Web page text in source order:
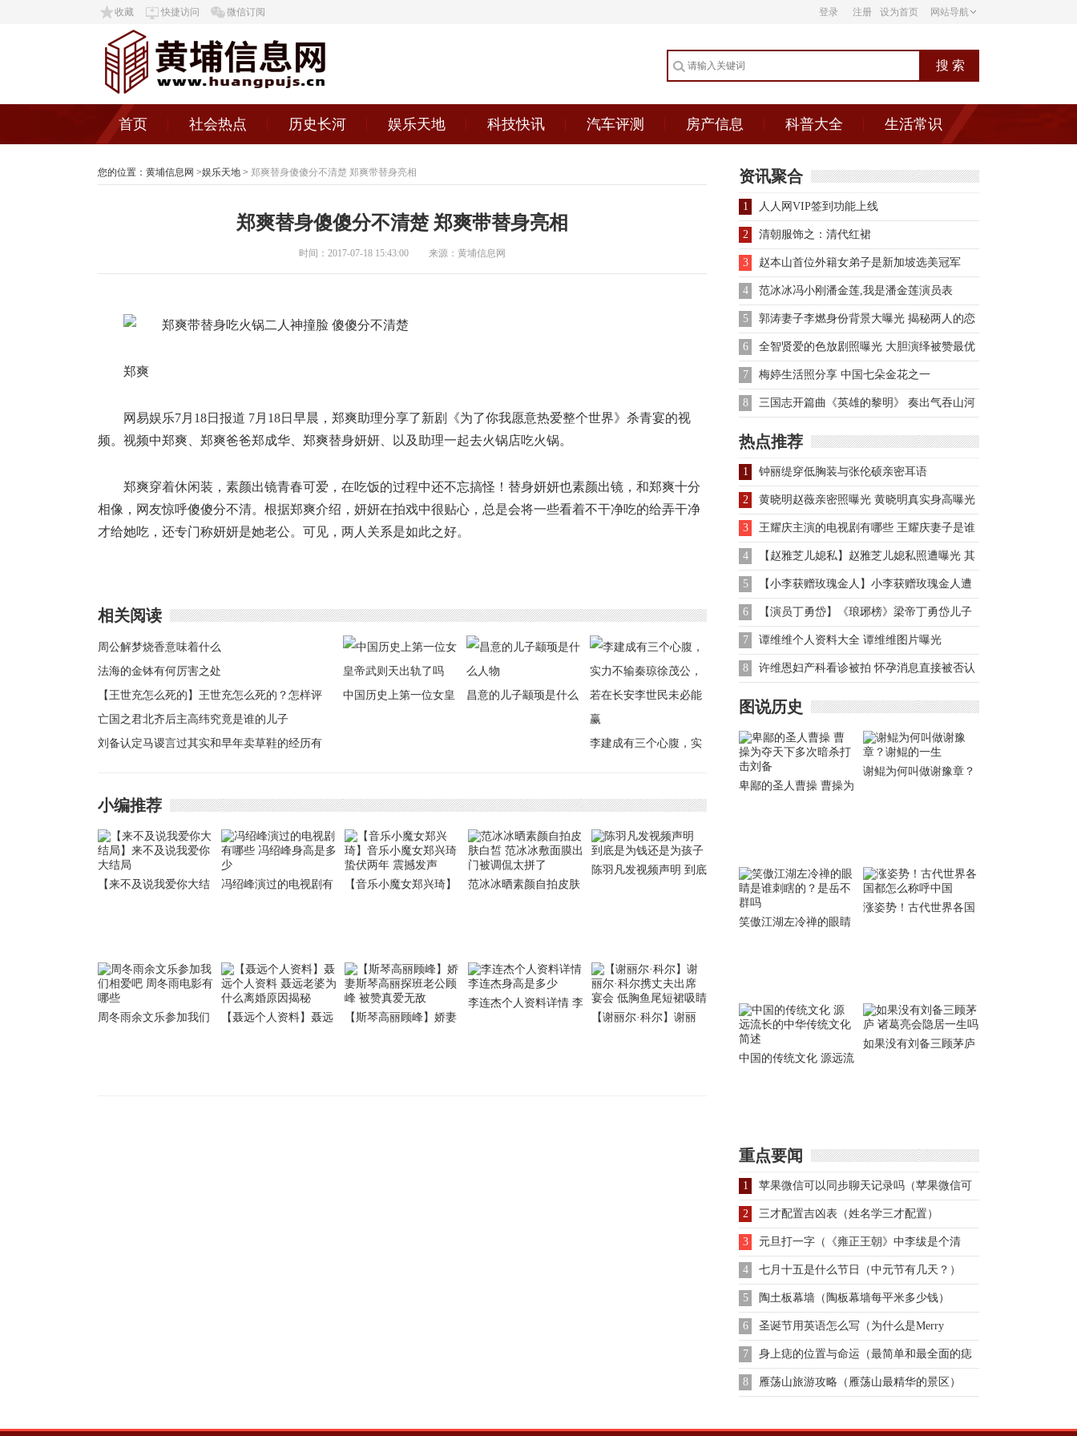
收藏 快捷访问 微信订阅 登录 注册 设为首页 网站导航
首页 社会热点 历史长河 娱乐天地 科技快讯 汽车评测 房产信息 科普大全 生活常识
您的位置： 黄埔信息网 >娱乐天地 > 郑爽替身傻傻分不清楚 郑爽带替身亮相
郑爽替身傻傻分不清楚 郑爽带替身亮相
时间：2017-07-18 15:43:00 来源：黄埔信息网
郑爽
网易娱乐7月18日报道 7月18日早晨，郑爽助理分享了新剧《为了你我愿意热爱整个世界》杀青宴的视
频。视频中郑爽、郑爽爸爸郑成华、郑爽替身妍妍、以及助理一起去火锅店吃火锅。
郑爽穿着休闲装，素颜出镜青春可爱，在吃饭的过程中还不忘搞怪！替身妍妍也素颜出镜，和郑爽十分
相像，网友惊呼傻傻分不清。根据郑爽介绍，妍妍在拍戏中很贴心，总是会将一些看着不干净吃的给弄干净
才给她吃，还专门称妍妍是她老公。可见，两人关系是如此之好。
相关阅读
周公解梦烧香意味着什么
法海的金钵有何厉害之处
【王世充怎么死的】王世充怎么死的？怎样评
价王世充
亡国之君北齐后主高纬究竟是谁的儿子
刘备认定马谡言过其实和早年卖草鞋的经历有
中国历史上第一位女皇
昌意的儿子颛顼是什么
李建成有三个心腹，实
小编推荐
【来不及说我爱你大结
冯绍峰演过的电视剧有
【音乐小魔女郑兴琦】
范冰冰晒素颜自拍皮肤
陈羽凡发视频声明 到底
周冬雨余文乐参加我们
【聂远个人资料】聂远
【斯琴高丽顾峰】娇妻
李连杰个人资料详情 李
【谢丽尔·科尔】谢丽
资讯聚合
1 人人网VIP签到功能上线
2 清朝服饰之：清代红裙
3 赵本山首位外籍女弟子是新加坡选美冠军
4 范冰冰冯小刚潘金莲,我是潘金莲演员表
5 郭涛妻子李燃身份背景大曝光 揭秘两人的恋
爱历程
6 全智贤爱的色放剧照曝光 大胆演绎被赞最优
秀电影
7 梅婷生活照分享 中国七朵金花之一
8 三国志开篇曲《英雄的黎明》 奏出气吞山河
的气势
热点推荐
1 钟丽缇穿低胸装与张伦硕亲密耳语
2 黄晓明赵薇亲密照曝光 黄晓明真实身高曝光
3 王耀庆主演的电视剧有哪些 王耀庆妻子是谁
4 【赵雅芝儿媳私】赵雅芝儿媳私照遭曝光 其
美貌不输刘亦菲
5 【小李获赠玫瑰金人】小李获赠玫瑰金人遭
调侃 中国网友怎么说
6 【演员丁勇岱】《琅琊榜》梁帝丁勇岱儿子
近照曝光 丁宁帅气图片
7 谭维维个人资料大全 谭维维图片曝光
8 许维恩妇产科看诊被拍 怀孕消息直接被否认
图说历史
卑鄙的圣人曹操 曹操为
谢鲲为何叫做谢豫章？
笑傲江湖左冷禅的眼睛
涨姿势！古代世界各国
中国的传统文化 源远流
如果没有刘备三顾茅庐
重点要闻
1 苹果微信可以同步聊天记录吗（苹果微信可
以同步）
2 三才配置吉凶表（姓名学三才配置）
3 元旦打一字（《雍正王朝》中李绂是个清
官）
4 七月十五是什么节日（中元节有几天？）
5 陶土板幕墙（陶板幕墙每平米多少钱）
6 圣诞节用英语怎么写（为什么是Merry
Christma）
7 身上痣的位置与命运（最简单和最全面的痣
相解析）
8 雁荡山旅游攻略（雁荡山最精华的景区）